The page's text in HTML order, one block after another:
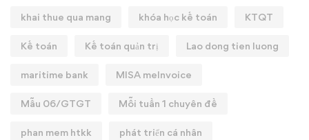
khai thue qua mang khóa học kế toán KTQT
Kế toán Kế toán quản trị Lao dong tien luong
maritime bank MISA meInvoice
Mẫu 06/GTGT Mỗi tuần 1 chuyên đề
phan mem htkk phát triển cá nhân